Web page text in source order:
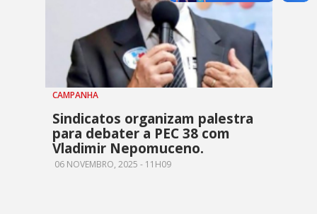
CAMPANHA
Sindicatos organizam palestra
para debater a PEC 38 com
Vladimir Nepomuceno.
06 NOVEMBRO, 2025 - 11H09